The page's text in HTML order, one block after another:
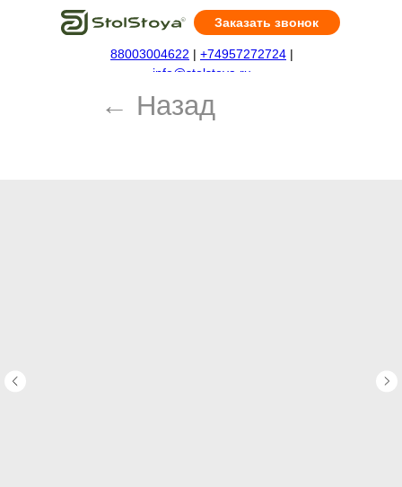
88003004622 | +74957272724 |
info@stolstoya.ru
Заказать звонок
← Назад